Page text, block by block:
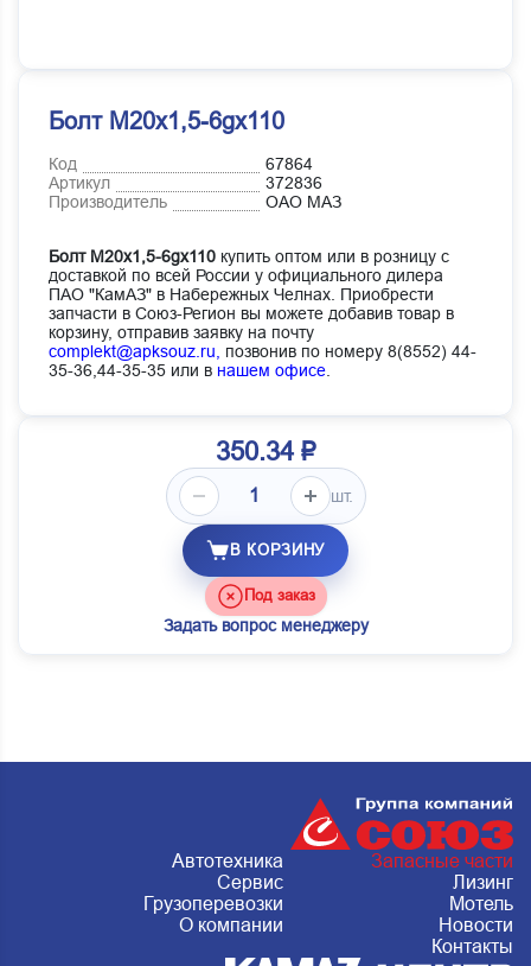
Болт М20х1,5-6gx110
Код
67864
Артикул
372836
Производитель
ОАО МАЗ
Болт М20х1,5-6gx110 купить оптом или в розницу с
доставкой по всей России у официального дилера
ПАО "КамАЗ" в Набережных Челнах. Приобрести
запчасти в Союз-Регион вы можете добавив товар в
корзину, отправив заявку на почту
complekt@apksouz.ru,
позвонив по номеру 8(8552) 44-
35-36,44-35-35 или в нашем офисе
350.34 ₽
шт.
В КОРЗИНУ
Под заказ
Задать вопрос менеджеру
Автотехника
Запасные части
Сервис
Лизинг
Грузоперевозки
Мотель
О компании
Новости
Контакты